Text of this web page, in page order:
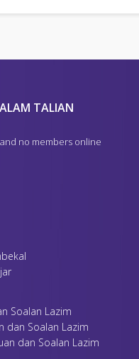
TALIAN
no members online
Soalan Lazim
dan Soalan Lazim
dan Soalan Lazim